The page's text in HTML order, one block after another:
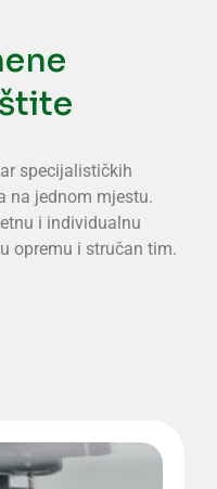
specijalističkih
na jednom mjestu.
i individualnu
opremu i stručan tim.